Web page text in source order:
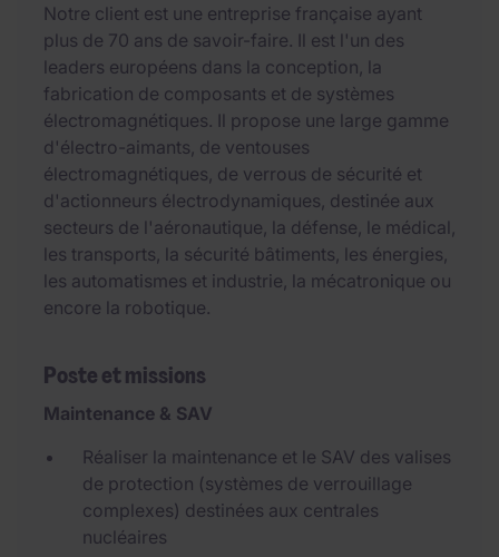
Notre client est une entreprise française ayant
plus de 70 ans de savoir-faire. Il est l'un des
leaders européens dans la conception, la
fabrication de composants et de systèmes
électromagnétiques. Il propose une large gamme
d'électro-aimants, de ventouses
électromagnétiques, de verrous de sécurité et
d'actionneurs électrodynamiques, destinée aux
secteurs de l'aéronautique, la défense, le médical,
les transports, la sécurité bâtiments, les énergies,
les automatismes et industrie, la mécatronique ou
encore la robotique.
Poste et missions
Maintenance & SAV
Réaliser la maintenance et le SAV des valises
de protection (systèmes de verrouillage
complexes) destinées aux centrales
nucléaires